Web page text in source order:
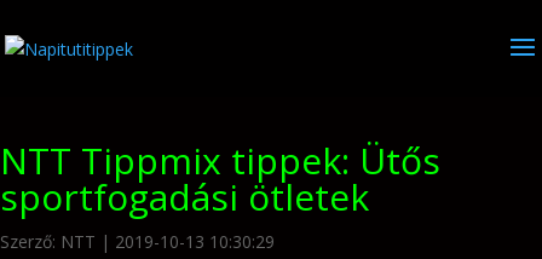
NTT Tippmix tippek: Ütős
sportfogadási ötletek
Szerző: NTT | 2019-10-13 10:30:29